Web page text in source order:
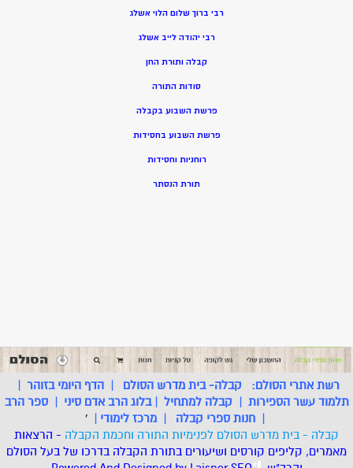
רבי ברוך שלום הלוי אשלג
רבי יהודה לייב אשלג
קבלה ותורת החן
סודות התורה
פרשת השבוע בקבלה
פרשת השבוע בחסידות
רוחניות וחסידות
תורת הנסתר
רשת אתרי הסולם: קבלה- בית מדרש הסולם |הדף היומי בזוהר |
תלמוד עשר הספירות | קבלה למתחיל |בלוג הרב אדם סיני |ספר הרב
| חנות ספרי קבלה | מרכז לימודי |
'
קבלה - בית מדרש הסולם לפנימיות התורה וחכמת הקבלה - הרצאות
מאמרים, קליפים קורסים ושיעורים בתורת הקבלה בדרכו של בעל הסולם